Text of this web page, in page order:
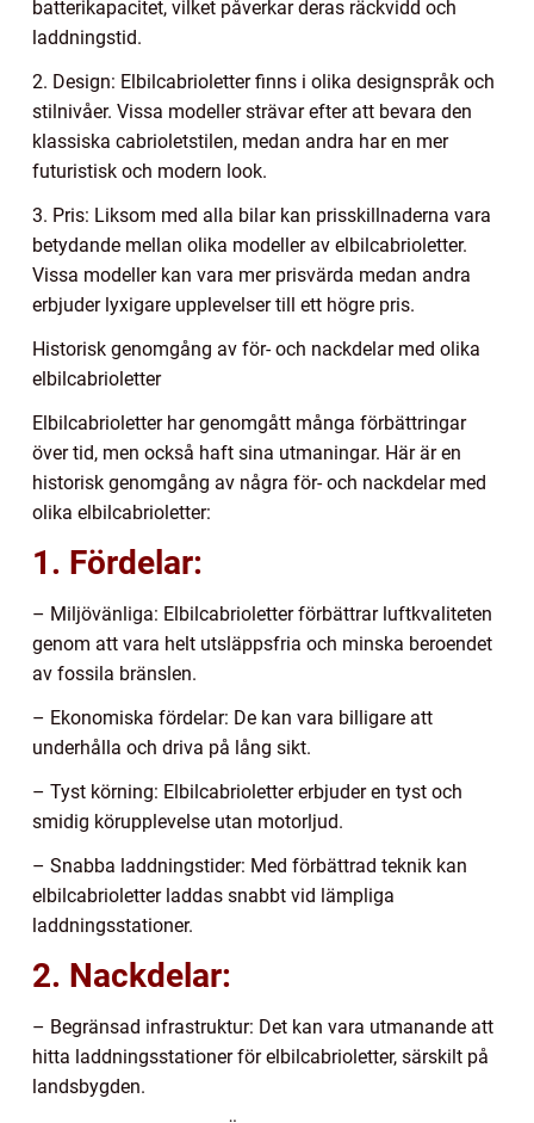
batterikapacitet, vilket påverkar deras räckvidd och
laddningstid.
2. Design: Elbilcabrioletter finns i olika designspråk och
stilnivåer. Vissa modeller strävar efter att bevara den
klassiska cabrioletstilen, medan andra har en mer
futuristisk och modern look.
3. Pris: Liksom med alla bilar kan prisskillnaderna vara
betydande mellan olika modeller av elbilcabrioletter.
Vissa modeller kan vara mer prisvärda medan andra
erbjuder lyxigare upplevelser till ett högre pris.
Historisk genomgång av för- och nackdelar med olika
elbilcabrioletter
Elbilcabrioletter har genomgått många förbättringar
över tid, men också haft sina utmaningar. Här är en
historisk genomgång av några för- och nackdelar med
olika elbilcabrioletter:
1. Fördelar:
– Miljövänliga: Elbilcabrioletter förbättrar luftkvaliteten
genom att vara helt utsläppsfria och minska beroendet
av fossila bränslen.
– Ekonomiska fördelar: De kan vara billigare att
underhålla och driva på lång sikt.
– Tyst körning: Elbilcabrioletter erbjuder en tyst och
smidig körupplevelse utan motorljud.
– Snabba laddningstider: Med förbättrad teknik kan
elbilcabrioletter laddas snabbt vid lämpliga
laddningsstationer.
2. Nackdelar:
– Begränsad infrastruktur: Det kan vara utmanande att
hitta laddningsstationer för elbilcabrioletter, särskilt på
landsbygden.